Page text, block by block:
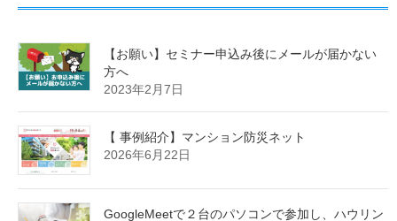
【お願い】セミナー申込み後にメールが届かない
方へ
2023年2月7日
【 事例紹介】マンション防災ネット
2026年6月22日
GoogleMeetで２台のパソコンで参加し、ハウリン